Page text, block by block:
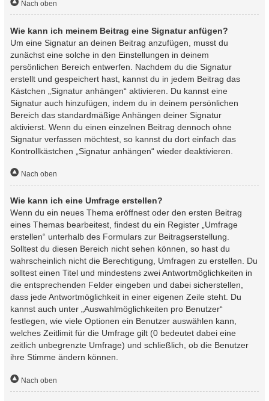
Nach oben
Wie kann ich meinem Beitrag eine Signatur anfügen?
Um eine Signatur an deinen Beitrag anzufügen, musst du
zunächst eine solche in den Einstellungen in deinem
persönlichen Bereich entwerfen. Nachdem du die Signatur
erstellt und gespeichert hast, kannst du in jedem Beitrag das
Kästchen „Signatur anhängen“ aktivieren. Du kannst eine
Signatur auch hinzufügen, indem du in deinem persönlichen
Bereich das standardmäßige Anhängen deiner Signatur
aktivierst. Wenn du einen einzelnen Beitrag dennoch ohne
Signatur verfassen möchtest, so kannst du dort einfach das
Kontrollkästchen „Signatur anhängen“ wieder deaktivieren.
Nach oben
Wie kann ich eine Umfrage erstellen?
Wenn du ein neues Thema eröffnest oder den ersten Beitrag
eines Themas bearbeitest, findest du ein Register „Umfrage
erstellen“ unterhalb des Formulars zur Beitragserstellung.
Solltest du diesen Bereich nicht sehen können, so hast du
wahrscheinlich nicht die Berechtigung, Umfragen zu erstellen. Du
solltest einen Titel und mindestens zwei Antwortmöglichkeiten in
die entsprechenden Felder eingeben und dabei sicherstellen,
dass jede Antwortmöglichkeit in einer eigenen Zeile steht. Du
kannst auch unter „Auswahlmöglichkeiten pro Benutzer“
festlegen, wie viele Optionen ein Benutzer auswählen kann,
welches Zeitlimit für die Umfrage gilt (0 bedeutet dabei eine
zeitlich unbegrenzte Umfrage) und schließlich, ob die Benutzer
ihre Stimme ändern können.
Nach oben